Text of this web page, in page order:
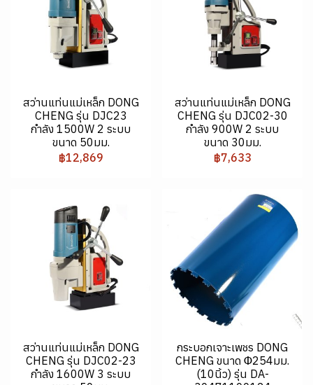
สว่านแท่นแม่เหล็ก DONG
CHENG รุ่น DJC23
กำลัง 1500W 2 ระบบ
ขนาด 50มม.
฿12,869
สว่านแท่นแม่เหล็ก DONG
CHENG รุ่น DJC02-30
กำลัง 900W 2 ระบบ
ขนาด 30มม.
฿7,633
สว่านแท่นแม่เหล็ก DONG
CHENG รุ่น DJC02-23
กำลัง 1600W 3 ระบบ
กระบอกเจาะเพชร DONG
CHENG ขนาด Φ254มม.
(10นิ้ว) รุ่น DA-